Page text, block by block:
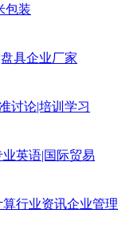
包装
具企业厂家
讨论|培训学习
业英语|国际贸易
算行业资讯企业管理